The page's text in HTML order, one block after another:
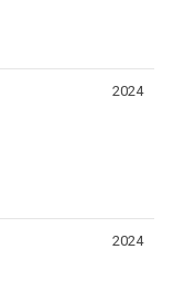
2024
2024